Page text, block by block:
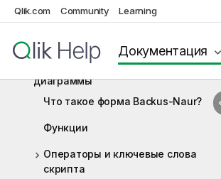
Qlik.com Community Learning
Документация
Создание документов и диаграмм
Исследование и анализ
Синтаксис скрипта и функции
диаграммы
Что такое форма Backus-Naur?
Функции
Операторы и ключевые слова
скрипта